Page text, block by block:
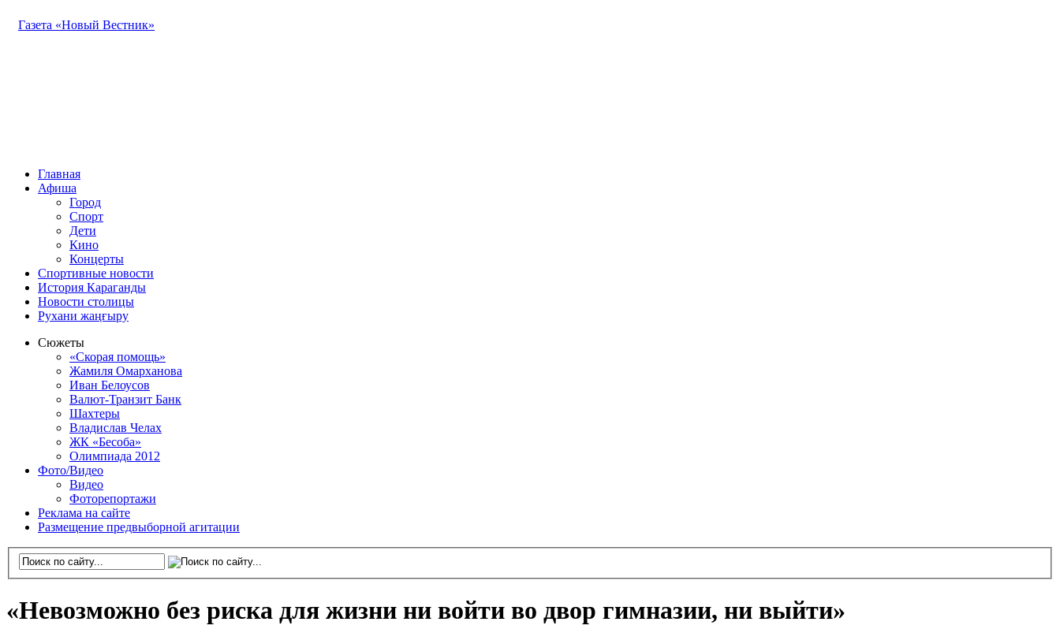
Газета «Новый Вестник»
Главная
Афиша
Город
Спорт
Дети
Кино
Концерты
Спортивные новости
История Караганды
Новости столицы
Рухани жаңғыру
Сюжеты
«Скорая помощь»
Жамиля Омарханова
Иван Белоусов
Валют-Транзит Банк
Шахтеры
Владислав Челах
ЖК «Бесоба»
Олимпиада 2012
Фото/Видео
Видео
Фоторепортажи
Реклама на сайте
Размещение предвыборной агитации
«Невозможно без риска для жизни ни войти во двор гимназии, ни выйти»